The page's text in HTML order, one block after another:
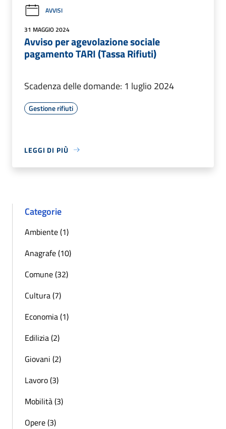
AVVISI
31 MAGGIO 2024
Avviso per agevolazione sociale
pagamento TARI (Tassa Rifiuti)
Scadenza delle domande: 1 luglio 2024
Gestione rifiuti
LEGGI DI PIÙ
Categorie
Ambiente (1)
Anagrafe (10)
Comune (32)
Cultura (7)
Economia (1)
Edilizia (2)
Giovani (2)
Lavoro (3)
Mobilità (3)
Opere (3)